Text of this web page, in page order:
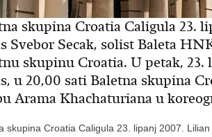
skupina Croatia Caligula 23.
Svebor Secak, solist Baleta
skupinu Croatia. U petak,
u 20,00 sati Baletna skupina
Arama Khachaturiana u
skupina Croatia Caligula 23. lipanj 2007.